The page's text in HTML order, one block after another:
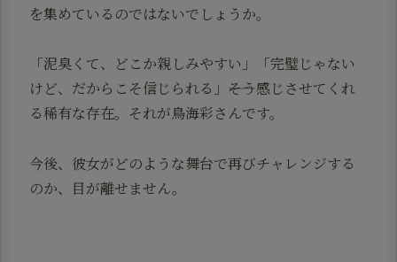
を集めているのではないでしょうか。
「泥臭くて、どこか親しみやすい」「完璧じゃない
けど、だからこそ信じられる」――そう感じさせてくれ
る稀有な存在。それが鳥海彩さんです。
今後、彼女がどのような舞台で再びチャレンジする
のか、目が離せません。